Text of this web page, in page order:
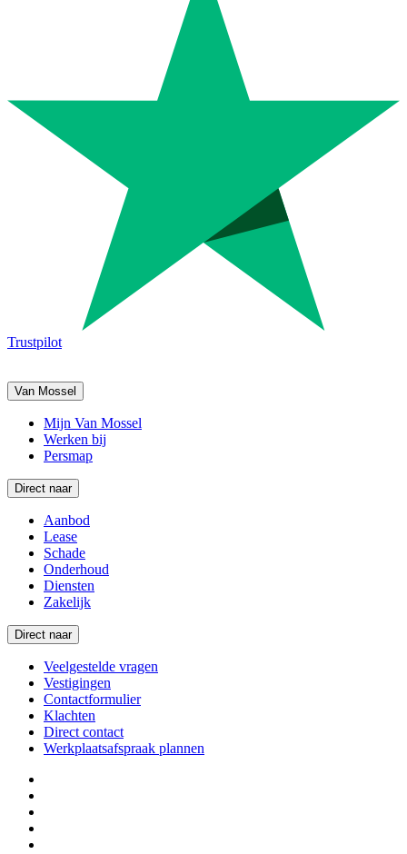
Trustpilot
Van Mossel
Mijn Van Mossel
Werken bij
Persmap
Direct naar
Aanbod
Lease
Schade
Onderhoud
Diensten
Zakelijk
Direct naar
Veelgestelde vragen
Vestigingen
Contactformulier
Klachten
Direct contact
Werkplaatsafspraak plannen